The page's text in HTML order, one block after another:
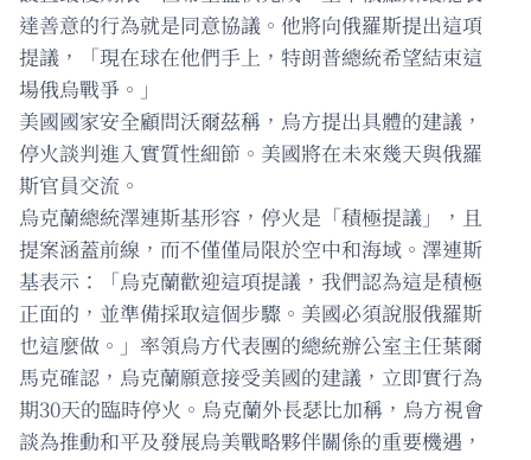
達善意的行為就是同意協議。他將向俄羅斯提出這項
提議，「現在球在他們手上，特朗普總統希望結束這
場俄烏戰爭。」
美國國家安全顧問沃爾茲稱，烏方提出具體的建議，
停火談判進入實質性細節。美國將在未來幾天與俄羅
斯官員交流。
烏克蘭總統澤連斯基形容，停火是「積極提議」，且
提案涵蓋前線，而不僅僅局限於空中和海域。澤連斯
基表示：「烏克蘭歡迎這項提議，我們認為這是積極
正面的，並準備採取這個步驟。美國必須說服俄羅斯
也這麼做。」率領烏方代表團的總統辦公室主任葉爾
馬克確認，烏克蘭願意接受美國的建議，立即實行為
期30天的臨時停火。烏克蘭外長瑟比加稱，烏方視會
談為推動和平及發展烏美戰略夥伴關係的重要機遇，